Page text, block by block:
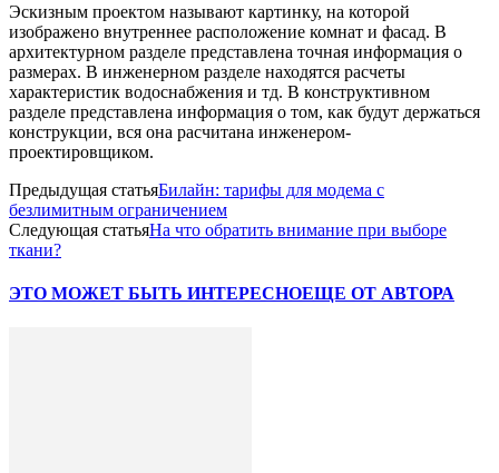
Эскизным проектом называют картинку, на которой
изображено внутреннее расположение комнат и фасад. В
архитектурном разделе представлена точная информация о
размерах. В инженерном разделе находятся расчеты
характеристик водоснабжения и тд. В конструктивном
разделе представлена информация о том, как будут держаться
конструкции, вся она расчитана инженером-
проектировщиком.
Предыдущая статьяБилайн: тарифы для модема с
безлимитным ограничением
Следующая статьяНа что обратить внимание при выборе
ткани?
ЭТО МОЖЕТ БЫТЬ ИНТЕРЕСНОЕЩЕ ОТ АВТОРА